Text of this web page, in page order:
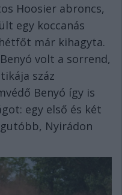
Hoosier abroncs,
egy koccanás
már kihagyta.
volt a sorrend,
száz
Benyó így is
egy első és két
Nyirádon